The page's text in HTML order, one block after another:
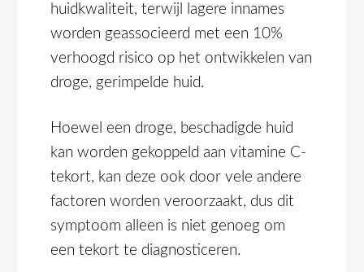
huidkwaliteit, terwijl lagere innames
worden geassocieerd met een 10%
verhoogd risico op het ontwikkelen van
droge, gerimpelde huid.
Hoewel een droge, beschadigde huid
kan worden gekoppeld aan vitamine C-
tekort, kan deze ook door vele andere
factoren worden veroorzaakt, dus dit
symptoom alleen is niet genoeg om
een tekort te diagnosticeren.